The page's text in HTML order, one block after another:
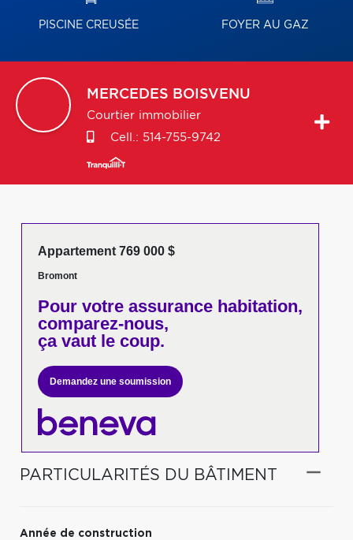
PISCINE CREUSÉE FOYER AU GAZ
MERCEDES BOISVENU
Courtier immobilier
Cell.: 514-755-9742
Appartement 769 000 $
Bromont
Pour votreassurance habitation,
comparez-nous,
ça vaut le coup.
Demandez une soumission
PARTICULARITÉS DU BÂTIMENT
Année de construction